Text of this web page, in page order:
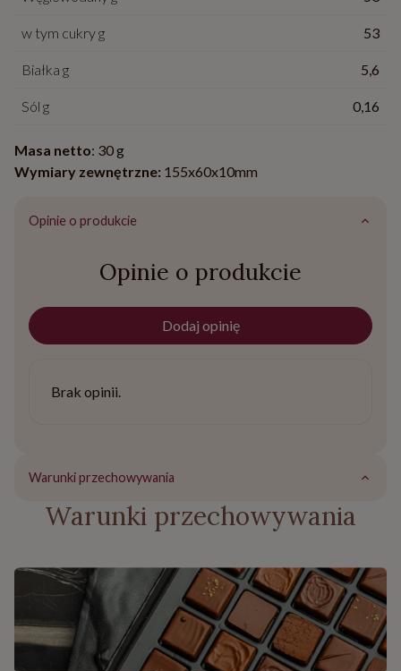
w tym cukry g 53
Białka g 5,6
Sól g 0,16
Masa netto: 30 g
Wymiary zewnętrzne: 155x60x10mm
Opinie o produkcie
Opinie o produkcie
Dodaj opinię
Brak opinii.
Warunki przechowywania
Warunki przechowywania